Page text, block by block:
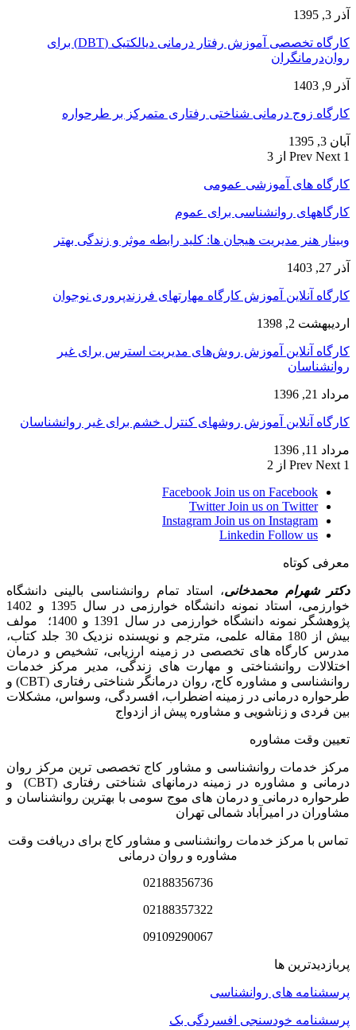
آذر 3, 1395
کارگاه تخصصی آموزش رفتار درمانی دیالکتیک (DBT) برای
روان‌درمانگران
آذر 9, 1403
کارگاه زوج‌ درمانی شناختی رفتاری متمرکز بر طرحواره
آبان 3, 1395
Prev Next 1 از 3
کارگاه های آموزشی عمومی
کارگاههای روانشناسی برای عموم
وبینار هنر مدیریت هیجان ها: کلید رابطه موثر و زندگی بهتر
آذر 27, 1403
کارگاه آنلاین آموزش کارگاه مهارتهای فرزندپروری نوجوان
اردیبهشت 2, 1398
کارگاه آنلاین آموزش روش‌های مدیریت استرس برای غیر
روانشناسان
مرداد 21, 1396
کارگاه آنلاین آموزش روشهای کنترل خشم برای غیر روانشناسان
مرداد 11, 1396
Prev Next 1 از 2
Facebook Join us on Facebook
Twitter Join us on Twitter
Instagram Join us on Instagram
Linkedin Follow us
معرفی کوتاه
دکتر شهرام محمدخانی، استاد تمام روانشناسی بالینی دانشگاه
خوارزمی، استاد نمونه دانشگاه خوارزمی در سال 1395 و 1402
پژوهشگر نمونه دانشگاه خوارزمی در سال 1391 و 1400؛ مولف
بیش از 180 مقاله علمی، مترجم و نویسنده نزدیک 30 جلد کتاب،
مدرس کارگاه­ های تخصصی در زمینه ارزیابی، تشخیص و درمان
اختلالات روانشناختی و مهارت های زندگی، مدیر مرکز خدمات
روانشناسی و مشاوره کاج، روان­ درمانگر شناختی رفتاری (CBT) و
طرحواره درمانی در زمینه اضطراب، افسردگی، وسواس، مشکلات
بین فردی و زناشویی و مشاوره پیش از ازدواج
تعیین وقت مشاوره
مرکز خدمات روانشناسی و مشاور کاج تخصصی‏ ترین مرکز روان
درمانی و مشاوره در زمینه درمان‏های شناختی رفتاری (CBT) و
طرحواره درمانی و درمان های موج سومی با بهترین روانشناسان و
مشاوران در امیرآباد شمالی تهران
تماس با مرکز خدمات روانشناسی و مشاور کاج برای دریافت وقت
مشاوره و روان درمانی
02188356736
02188357322
09109290067
پربازدیدترین ها
پرسشنامه های روانشناسی
پرسشنامه خودسنجی افسردگی بک